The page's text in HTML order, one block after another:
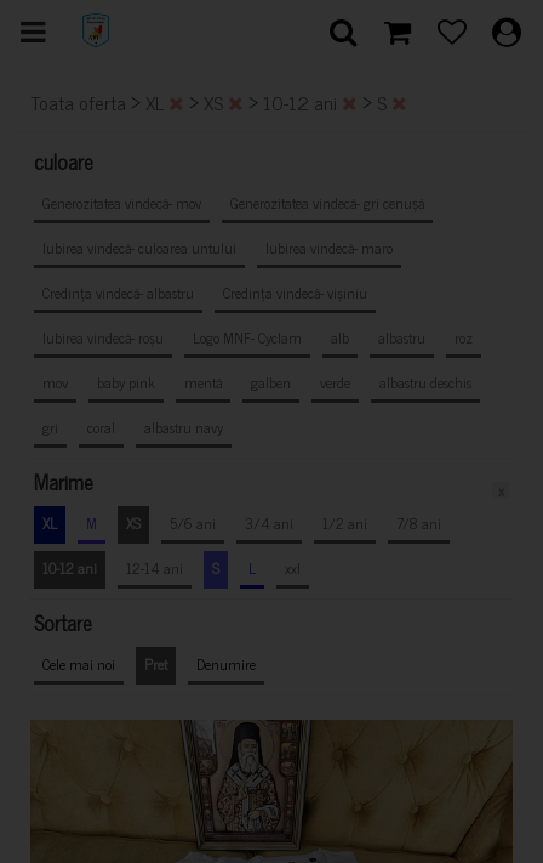
Toata oferta > XL > XS > 10-12 ani > S
culoare
Generozitatea vindecă- mov
Generozitatea vindecă- gri cenușă
Iubirea vindecă- culoarea untului
Iubirea vindecă- maro
Credința vindecă- albastru
Credința vindecă- vișiniu
Iubirea vindecă- roșu
Logo MNF- Cyclam alb albastru
roz
mov
baby pink mentă galben verde
albastru deschis
gri
coral albastru navy
Marime
XL M XS 5/6 ani 3/4 ani 1/2 ani
7/8 ani
10-12 ani
12-14 ani S L xxl
Sortare
Cele mai noi Pret Denumire